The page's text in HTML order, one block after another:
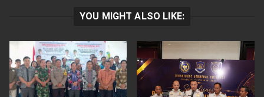
YOU MIGHT ALSO LIKE: